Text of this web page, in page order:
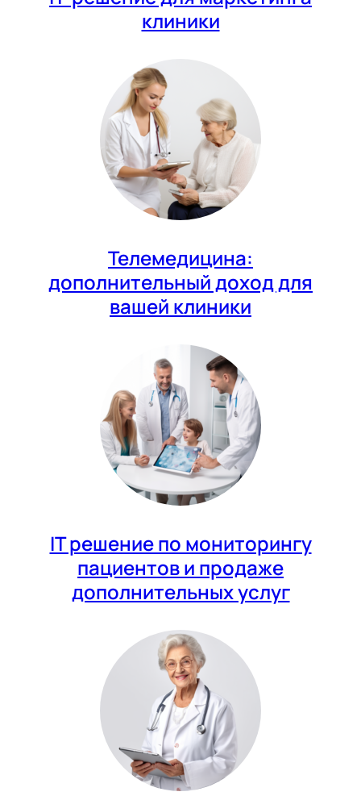
клиники
Телемедицина:
дополнительный доход для
вашей клиники
IT решение по мониторингу
пациентов и продаже
дополнительных услуг